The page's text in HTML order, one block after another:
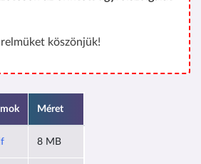
köszönjük!
Méret
8 MB